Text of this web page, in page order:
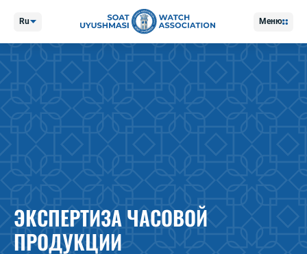
Ru Меню
ЭКСПЕРТИЗА ЧАСОВОЙ
ПРОДУКЦИИ